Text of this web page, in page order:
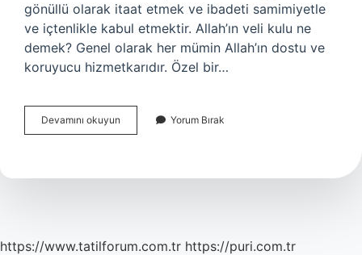
gönüllü olarak itaat etmek ve ibadeti samimiyetle
ve içtenlikle kabul etmektir. Allah’ın veli kulu ne
demek? Genel olarak her mümin Allah’ın dostu ve
koruyucu hizmetkarıdır. Özel bir…
Devamını okuyun
Kulu
Yorum Bırak
https://www.tatilforum.com.tr https://puri.com.tr